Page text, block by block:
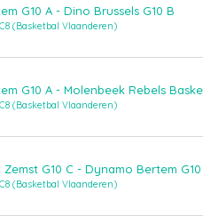
G10 A - Dino Brussels G10 B
(Basketbal Vlaanderen)
G10 A - Molenbeek Rebels
(Basketbal Vlaanderen)
G10 C - Dynamo Bertem G10
(Basketbal Vlaanderen)